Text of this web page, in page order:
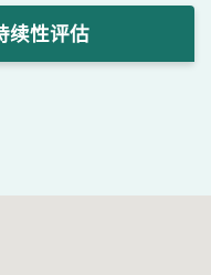
续性评估